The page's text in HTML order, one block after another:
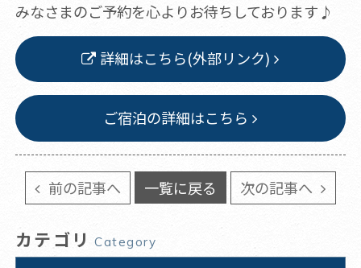
みなさまのご予約を心よりお待ちしております♪
詳細はこちら(外部リンク)
ご宿泊の詳細はこちら
前の記事へ 一覧に戻る 次の記事へ
カテゴリ Category